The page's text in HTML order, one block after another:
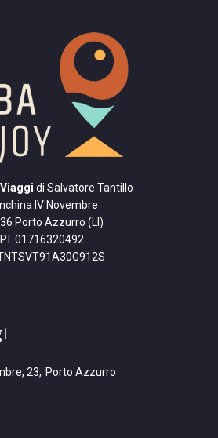
di Salvatore Tantillo
IV Novembre
Porto Azzurro (LI)
P.I. 01716320492
23 Porto Azzurro